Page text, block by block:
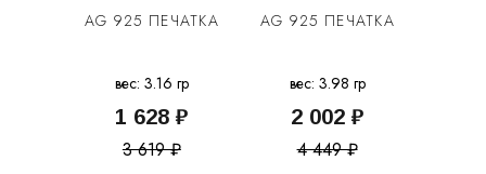
AG 925 ПЕЧАТКА
вес: 3.16 гр
1 628 ₽
3 619 ₽
AG 925 ПЕЧАТКА
вес: 3.98 гр
2 002 ₽
4 449 ₽